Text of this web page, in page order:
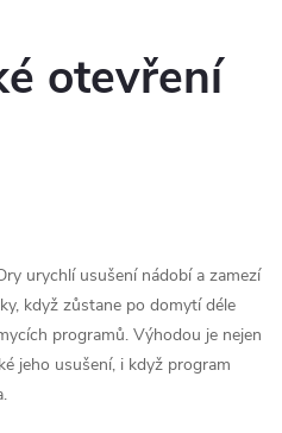
otevření
urychlí usušení nádobí a zamezí
když zůstane po domytí déle
programů. Výhodou je nejen
jeho usušení, i když program